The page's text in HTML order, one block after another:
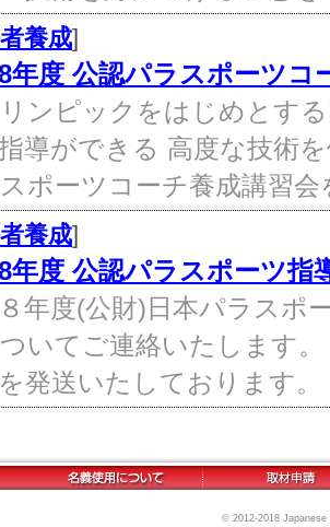
養成]
年度 公認パラスポーツ
ンピックをはじめとす
導ができる 高度な技術
ポーツコーチ養成講習
養成]
年度 公認パラスポーツ指
年度(公財)日本パラスポ
いてご連絡いたします
発送いたしております
© 2012-2018